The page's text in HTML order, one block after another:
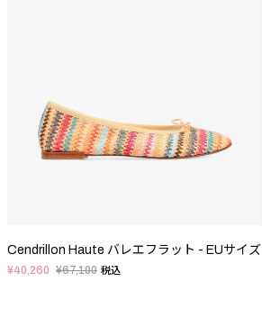
Cendrillon Haute バレエフラット - EUサイズ
¥40,260 ¥67,100 税込